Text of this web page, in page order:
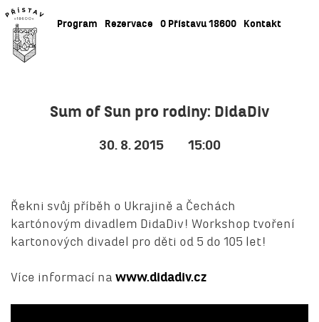
Program Rezervace O Přístavu 18600 Kontakt
Sum of Sun pro rodiny: DidaDiv
30. 8. 2015 15:00
Řekni svůj příběh o Ukrajině a Čechách
kartónovým divadlem DidaDiv! Workshop tvoření
kartonových divadel pro děti od 5 do 105 let!
Více informací na www.didadiv.cz